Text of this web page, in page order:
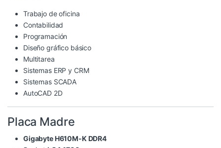
Trabajo de oficina
Contabilidad
Programación
Diseño gráfico básico
Multitarea
Sistemas ERP y CRM
Sistemas SCADA
AutoCAD 2D
Placa Madre
Gigabyte H610M-K DDR4